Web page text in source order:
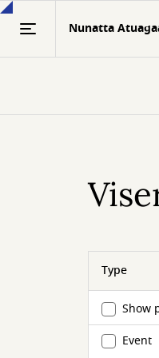
Gå
Nunatta
Type
Event